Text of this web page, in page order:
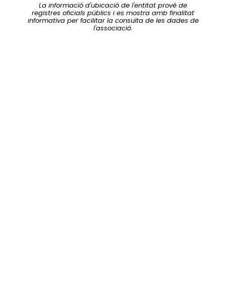
La informació d'ubicació de l'entitat prové de
registres oficials públics i es mostra amb finalitat
informativa per facilitar la consulta de les dades de
l'associació.